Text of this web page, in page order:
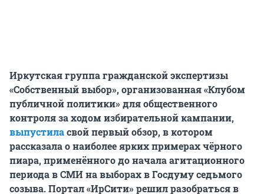
Иркутская группа гражданской экспертизы
«Собственный выбор», организованная «Клубом
публичной политики» для общественного
контроля за ходом избирательной кампании,
выпустиласвой первый обзор, в котором
рассказала о наиболее ярких примерах чёрного
пиара, применённого до начала агитационного
периода в СМИ на выборах в Госдуму седьмого
созыва. Портал «ИрСити» решил разобраться в